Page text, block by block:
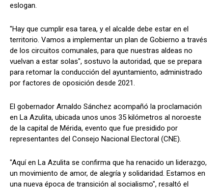
eslogan.
"Hay que cumplir esa tarea, y el alcalde debe estar en el
territorio. Vamos a implementar un plan de Gobierno a través
de los circuitos comunales, para que nuestras aldeas no
vuelvan a estar solas", sostuvo la autoridad, que se prepara
para retomar la conducción del ayuntamiento, administrado
por factores de oposición desde 2021.
El gobernador Arnaldo Sánchez acompañó la proclamación
en La Azulita, ubicada unos unos 35 kilómetros al noroeste
de la capital de Mérida, evento que fue presidido por
representantes del Consejo Nacional Electoral (CNE).
"Aquí en La Azulita se confirma que ha renacido un liderazgo,
un movimiento de amor, de alegría y solidaridad. Estamos en
una nueva época de transición al socialismo", resaltó el